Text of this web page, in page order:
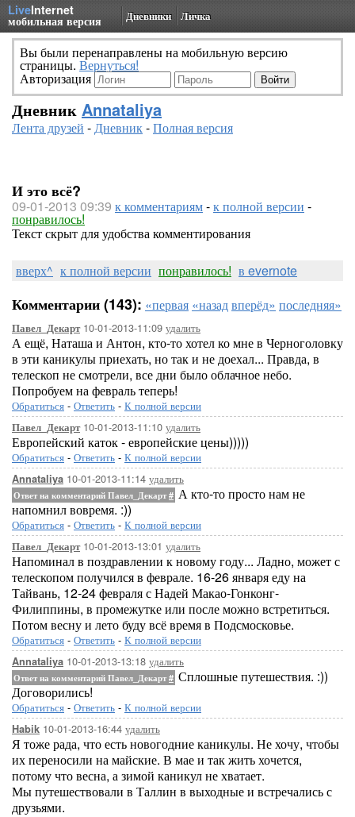
LiveInternet
мобильная версия Дневники Личка
Вы были перенаправлены на мобильную версию
страницы. Вернуться!
Авторизация
Дневник Annataliya
Лента друзей -Дневник-Полная версия
И это всё?
09-01-2013 09:39 к комментариям-к полной версии -
понравилось!
Текст скрыт для удобства комментирования
вверх^ к полной версии понравилось! в evernote
Комментарии (143): «первая «назадвперёд» последняя»
Павел_Декарт10-01-2013-11:09 удалить
А ещё, Наташа и Антон, кто-то хотел ко мне в Черноголовку
в эти каникулы приехать, но так и не доехал... Правда, в
телескоп не смотрели, все дни было облачное небо.
Попробуем на февраль теперь!
Обратиться - Ответить - К полной версии
Павел_Декарт10-01-2013-11:10 удалить
Европейский каток - европейские цены)))))
Обратиться - Ответить - К полной версии
Annataliya 10-01-2013-11:14 удалить
Ответ на комментарий Павел_Декарт# А кто-то просто нам не
напомнил вовремя. :))
Обратиться - Ответить - К полной версии
Павел_Декарт10-01-2013-13:01 удалить
Напоминал в поздравлении к новому году... Ладно, может с
телескопом получился в феврале. 16-26 января еду на
Тайвань, 12-24 февраля с Надей Макао-Гонконг-
Филиппины, в промежутке или после можно встретиться.
Потом весну и лето буду всё время в Подсмосковье.
Обратиться - Ответить - К полной версии
Annataliya 10-01-2013-13:18 удалить
Ответ на комментарий Павел_Декарт# Сплошные путешествия. :))
Договорились!
Обратиться - Ответить - К полной версии
Habik 10-01-2013-16:44 удалить
Я тоже рада, что есть новогодние каникулы. Не хочу, чтобы
их переносили на майские. В мае и так жить хочется,
потому что весна, а зимой каникул не хватает.
Мы путешествовали в Таллин в выходные и встречались с
друзьями.